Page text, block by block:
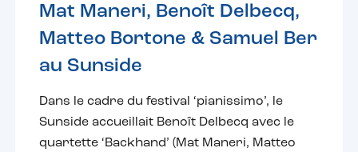
Mat Maneri, Benoît Delbecq,
Matteo Bortone & Samuel Ber
au Sunside
Dans le cadre du festival ‘pianissimo’, le
Sunside accueillait Benoît Delbecq avec le
quartette ‘Backhand’ (Mat Maneri, Matteo